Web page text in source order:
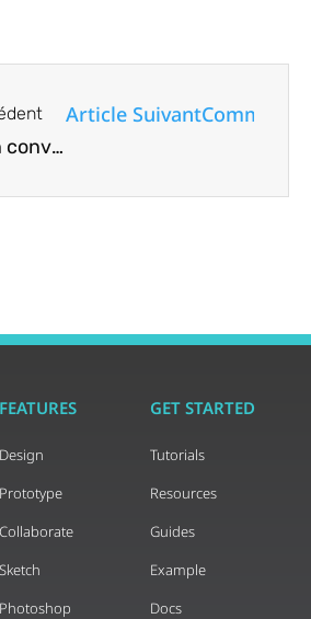
Vert est un convertisseur de fichiers en ligne gratuit qui fonctionne hors ligne
Article SuivantComment
FEATURES
Design
Prototype
Collaborate
Sketch
Photoshop
GET STARTED
Tutorials
Resources
Guides
Example
Docs